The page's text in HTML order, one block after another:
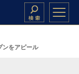
ンをアピール